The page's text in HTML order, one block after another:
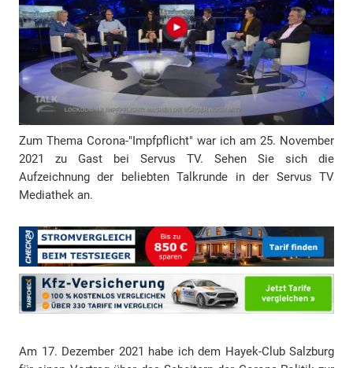
r
e
s
s
Zum Thema Corona-"Impfpflicht" war ich am 25. November
2021 zu Gast bei Servus TV. Sehen Sie sich die
Aufzeichnung der beliebten Talkrunde in der Servus TV
Mediathek an.
Am 17. Dezember 2021 habe ich dem Hayek-Club Salzburg